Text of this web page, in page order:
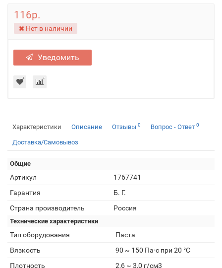
116р.
Нет в наличии
Уведомить
Характеристики Описание Отзывы 0 Вопрос - Ответ 0
Доставка/Самовывоз
Общие
Артикул
1767741
Гарантия
Б. Г.
Страна производитель
Россия
Технические характеристики
Тип оборудования
Паста
Вязкость
90 ~ 150 Па·с при 20 °C
Плотность
2,6 ~ 3,0 г/см3